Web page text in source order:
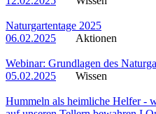
Naturgartentage 2025
06.02.2025
Aktionen
Webinar: Grundlagen des
05.02.2025
Wissen
Hummeln als heimliche Helfer -